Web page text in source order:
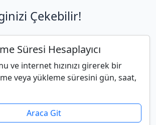
Çekebilir!
Süresi Hesaplayıcı
ve internet hızınızı girerek bir
veya yükleme süresini gün, saat,
Araca Git